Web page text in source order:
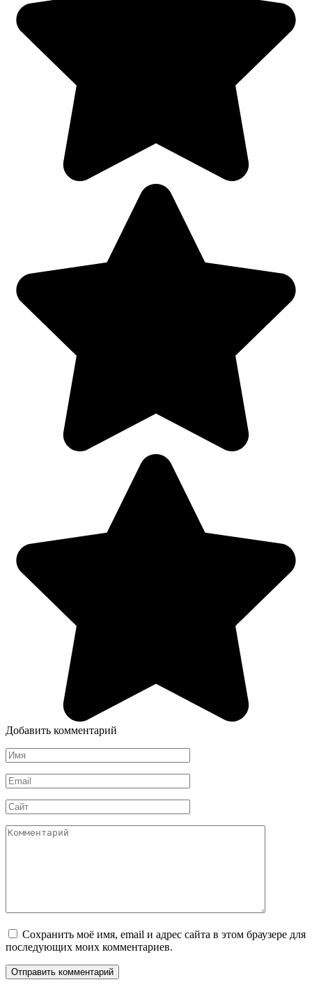
Добавить комментарий
Имя
*
Email
*
Сайт
Комментарий
Сохранить моё имя, email и адрес сайта в этом браузере для
последующих моих комментариев.